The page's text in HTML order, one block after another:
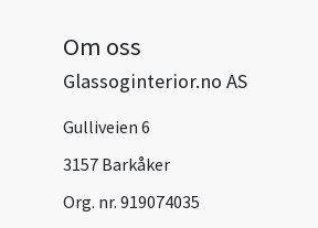
Om oss
Glassoginterior.no AS
Gulliveien 6
3157 Barkåker
Org. nr. 919074035